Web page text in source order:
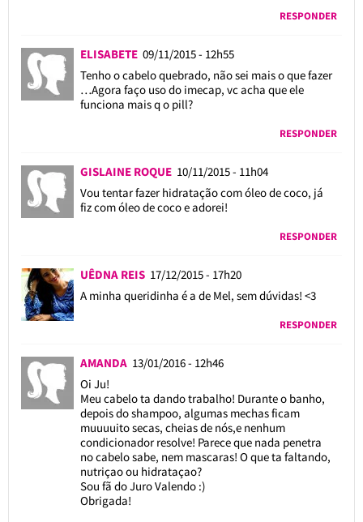
RESPONDER
ELISABETE 09/11/2015 - 12h55
Tenho o cabelo quebrado, não sei mais o que fazer
…Agora faço uso do imecap, vc acha que ele
funciona mais q o pill?
RESPONDER
GISLAINE ROQUE 10/11/2015 - 11h04
Vou tentar fazer hidratação com óleo de coco, já
fiz com óleo de coco e adorei!
RESPONDER
UÊDNA REIS 17/12/2015 - 17h20
A minha queridinha é a de Mel, sem dúvidas! <3
RESPONDER
AMANDA 13/01/2016 - 12h46
Oi Ju!
Meu cabelo ta dando trabalho! Durante o banho,
depois do shampoo, algumas mechas ficam
muuuuito secas, cheias de nós,e nenhum
condicionador resolve! Parece que nada penetra
no cabelo sabe, nem mascaras! O que ta faltando,
nutriçao ou hidrataçao?
Sou fã do Juro Valendo :)
Obrigada!